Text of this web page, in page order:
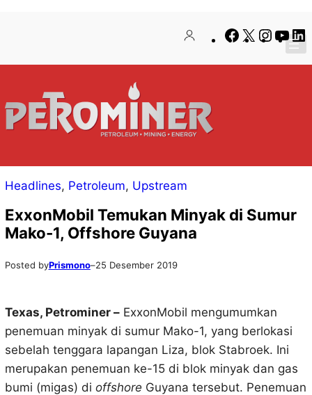
Facebook
X
Headlines, Petroleum, Upstream
ExxonMobil Temukan Minyak di Sumur
Mako-1, Offshore Guyana
Posted byPrismono–25 Desember 2019
Texas, Petrominer –ExxonMobil mengumumkan
penemuan minyak di sumur Mako-1, yang berlokasi
sebelah tenggara lapangan Liza, blok Stabroek. Ini
merupakan penemuan ke-15 di blok minyak dan gas
bumi (migas) di offshore Guyana tersebut. Penemuan